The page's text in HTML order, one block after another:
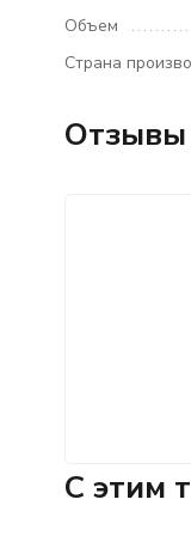
Объем
Страна
Отзывы
C этим